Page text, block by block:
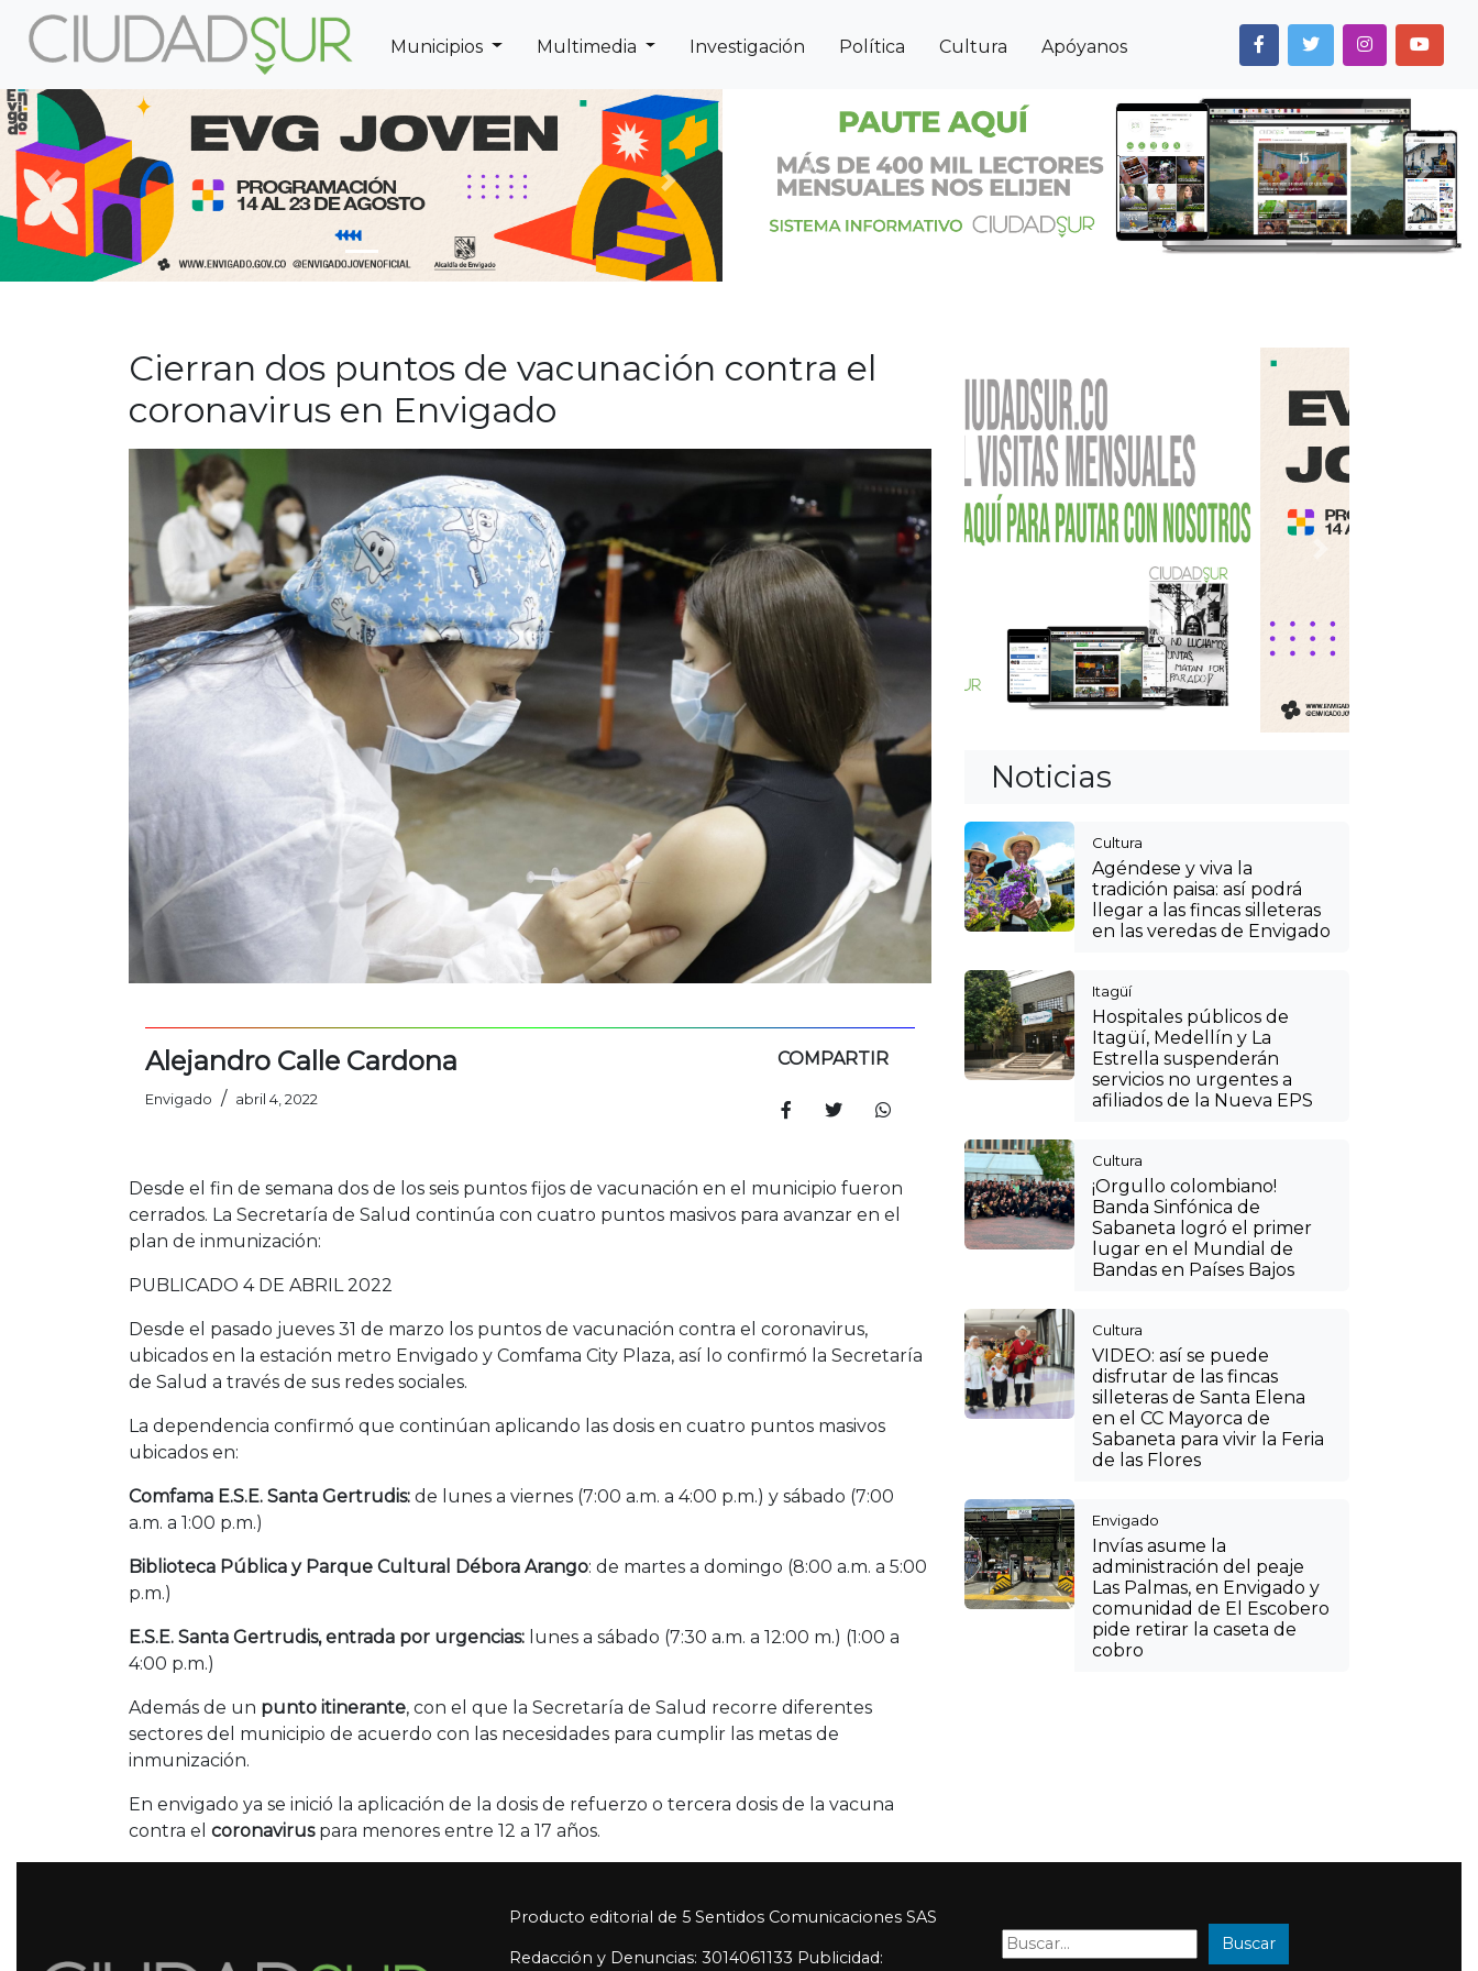
Municipios Multimedia Investigación Política Cultura Apóyanos
Previous Next Previous Next
Cierran dos puntos de vacunación contra el
coronavirus en Envigado
Alejandro Calle Cardona
Envigado / abril 4, 2022
COMPARTIR
Desde el fin de semana dos de los seis puntos fijos de vacunación en el municipio fueron
cerrados. La Secretaría de Salud continúa con cuatro puntos masivos para avanzar en el
plan de inmunización:
PUBLICADO 4 DE ABRIL 2022
Desde el pasado jueves 31 de marzo los puntos de vacunación contra el coronavirus,
ubicados en la estación metro Envigado y Comfama City Plaza, así lo confirmó la Secretaría
de Salud a través de sus redes sociales.
La dependencia confirmó que continúan aplicando las dosis en cuatro puntos masivos
ubicados en:
Comfama E.S.E. Santa Gertrudis: de lunes a viernes (7:00 a.m. a 4:00 p.m.) y sábado (7:00
a.m. a 1:00 p.m.)
Biblioteca Pública y Parque Cultural Débora Arango: de martes a domingo (8:00 a.m. a 5:00
p.m.)
E.S.E. Santa Gertrudis, entrada por urgencias: lunes a sábado (7:30 a.m. a 12:00 m.) (1:00 a
4:00 p.m.)
Además de un punto itinerante, con el que la Secretaría de Salud recorre diferentes
sectores del municipio de acuerdo con las necesidades para cumplir las metas de
inmunización.
En envigado ya se inició la aplicación de la dosis de refuerzo o tercera dosis de la vacuna
contra el coronavirus para menores entre 12 a 17 años.
Noticias
Cultura
Agéndese y viva la
tradición paisa: así podrá
llegar a las fincas silleteras
en las veredas de Envigado
Itagüí
Hospitales públicos de
Itagüí, Medellín y La
Estrella suspenderán
servicios no urgentes a
afiliados de la Nueva EPS
Cultura
¡Orgullo colombiano!
Banda Sinfónica de
Sabaneta logró el primer
lugar en el Mundial de
Bandas en Países Bajos
Cultura
VIDEO: así se puede
disfrutar de las fincas
silleteras de Santa Elena
en el CC Mayorca de
Sabaneta para vivir la Feria
de las Flores
Envigado
Invías asume la
administración del peaje
Las Palmas, en Envigado y
comunidad de El Escobero
pide retirar la caseta de
cobro
Producto editorial de 5 Sentidos Comunicaciones SAS
Redacción y Denuncias: 3014061133 Publicidad: Buscar: Buscar